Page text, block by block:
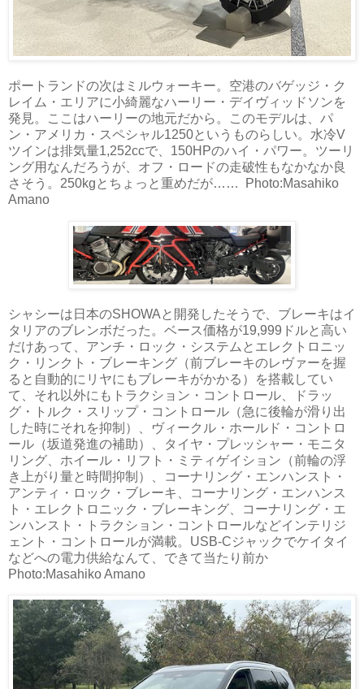
ポートランドの次はミルウォーキー。空港のバゲッジ・ク
レイム・エリアに小綺麗なハーリー・デイヴィッドソンを
発見。ここはハーリーの地元だから。このモデルは、パ
ン・アメリカ・スペシャル1250というものらしい。水冷V
ツインは排気量1,252ccで、150HPのハイ・パワー。ツーリ
ング用なんだろうが、オフ・ロードの走破性もなかなか良
さそう。250kgとちょっと重めだが…… Photo:Masahiko
Amano
シャシーは日本のSHOWAと開発したそうで、ブレーキはイ
タリアのブレンボだった。ベース価格が19,999ドルと高い
だけあって、アンチ・ロック・システムとエレクトロニッ
ク・リンクト・ブレーキング（前ブレーキのレヴァーを握
ると自動的にリヤにもブレーキがかかる）を搭載してい
て、それ以外にもトラクション・コントロール、ドラッ
グ・トルク・スリップ・コントロール（急に後輪が滑り出
した時にそれを抑制）、ヴィークル・ホールド・コントロ
ール（坂道発進の補助）、タイヤ・プレッシャー・モニタ
リング、ホイール・リフト・ミティゲイション（前輪の浮
き上がり量と時間抑制）、コーナリング・エンハンスト・
アンティ・ロック・ブレーキ、コーナリング・エンハンス
ト・エレクトロニック・ブレーキング、コーナリング・エ
ンハンスト・トラクション・コントロールなどインテリジ
ェント・コントロールが満載。USB-Cジャックでケイタイ
などへの電力供給なんて、できて当たり前か
Photo:Masahiko Amano